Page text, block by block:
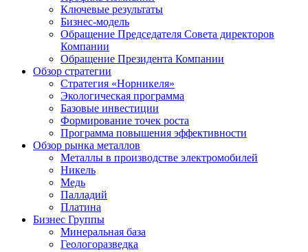
Ключевые результаты
Бизнес-модель
Обращение Председателя Совета директоров
Компании
Обращение Президента Компании
Обзор стратегии
Стратегия «Норникеля»
Экологическая программа
Базовые инвестиции
Формирование точек роста
Программа повышения эффективности
Обзор рынка металлов
Металлы в производстве электромобилей
Никель
Медь
Палладий
Платина
Бизнес Группы
Минеральная база
Геологоразведка